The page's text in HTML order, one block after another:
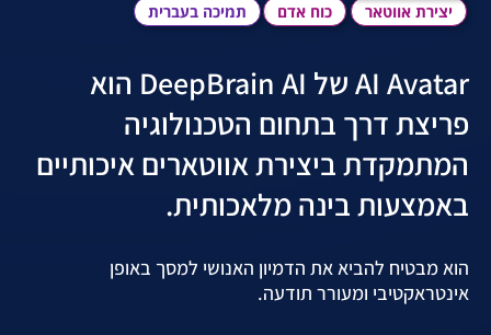
יצירת אווטאר כוח אדם תמיכה בעברית
AI Avatar של DeepBrain AI הוא
פריצת דרך בתחום הטכנולוגיה
המתמקדת ביצירת אווטארים איכותיים
באמצעות בינה מלאכותית.
הוא מבטיח להביא את הדמיון האנושי למסך באופן
אינטראקטיבי ומעורר תודעה.